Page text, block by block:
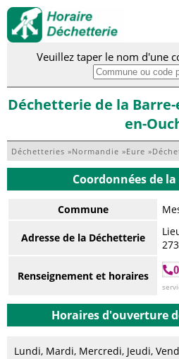
Veuillez taper le nom d'une
Déchetterie de la
en-
Déchetteries »Normandie »Eure »
Coordonnées de
Commune
Adresse de la Déchetterie
Renseignement et horaires
Horaires d'ouverture
Lundi, Mardi, Mercredi, Jeudi,